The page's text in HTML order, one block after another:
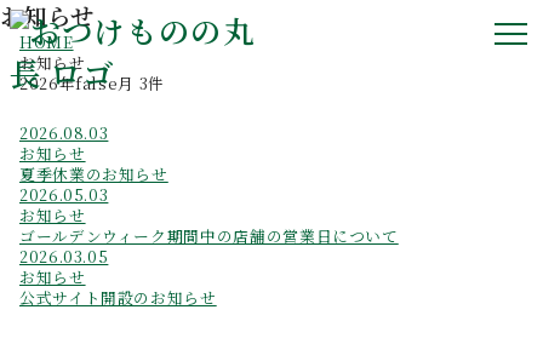
お知らせ
HOME
お知らせ
2026年false月 3件
2026.08.03
お知らせ
夏季休業のお知らせ
2026.05.03
お知らせ
ゴールデンウィーク期間中の店舗の営業日について
2026.03.05
お知らせ
公式サイト開設のお知らせ